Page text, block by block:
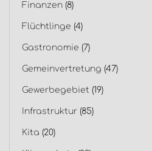
Finanzen (8)
Flüchtlinge (4)
Gastronomie (7)
Gemeinvertretung (47)
Gewerbegebiet (19)
Infrastruktur (85)
Kita (20)